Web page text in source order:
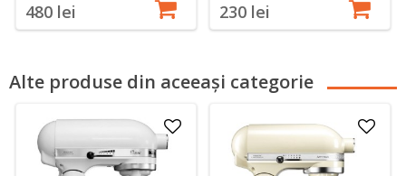
480 lei 230 lei
Alte produse din aceeași categorie